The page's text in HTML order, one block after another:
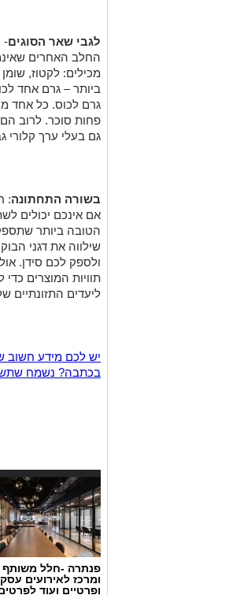
לגבי שאר הסוגים-
החלב האחרים
מכילים: לקטוז,
ביותר – גרם אחד
גרם לכוס. כל אחד
פחות סוכר. לרוב
גם בעלי ערך קלורי גבוה יותר,
בשורה התחתונה:
אם אינכם יכולים
הטובה ביותר
שילווה את דגני
ולספק לכם סידן.
תוויות המוצרים
ליעדים התזונתיים
יש לכם מידע חשוב
בכתבה? נשמח
פנתרה -חלל משותף
ומרכז לאירועים
ופרטיים ועוד